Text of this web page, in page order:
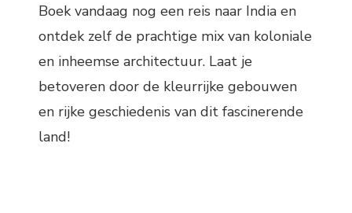
Boek vandaag nog een reis naar India en
ontdek zelf de prachtige mix van koloniale
en inheemse architectuur. Laat je
betoveren door de kleurrijke gebouwen
en rijke geschiedenis van dit fascinerende
land!